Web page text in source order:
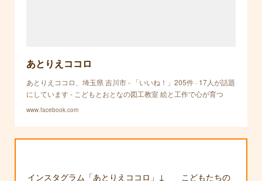
あとりえココロ
あとりえココロ、埼玉県 吉川市 - 「いいね！」205件 · 17人が話題
にしています - こどもとおとなの図工教室 絵と工作で心が育つ
www.facebook.com
インスタグラム「あとりえココロ」↓ こどもたちの